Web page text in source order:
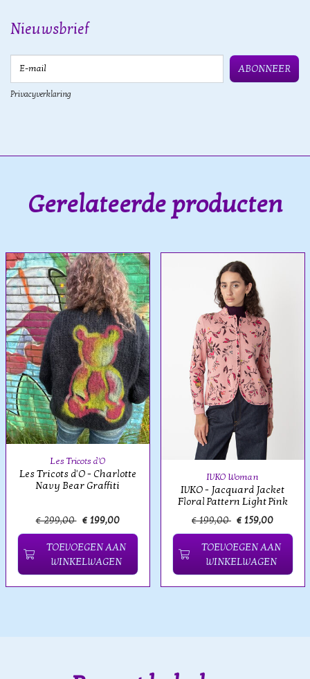
Nieuwsbrief
ABONNEER
Privacyverklaring
Gerelateerde producten
Les Tricots d'O
Les Tricots d'O - Charlotte
Navy Bear Graffiti
€ 299,00 € 199,00
TOEVOEGEN AAN
WINKELWAGEN
IVKO Woman
IVKO - Jacquard Jacket
Floral Pattern Light Pink
€ 199,00 € 159,00
TOEVOEGEN AAN
WINKELWAGEN